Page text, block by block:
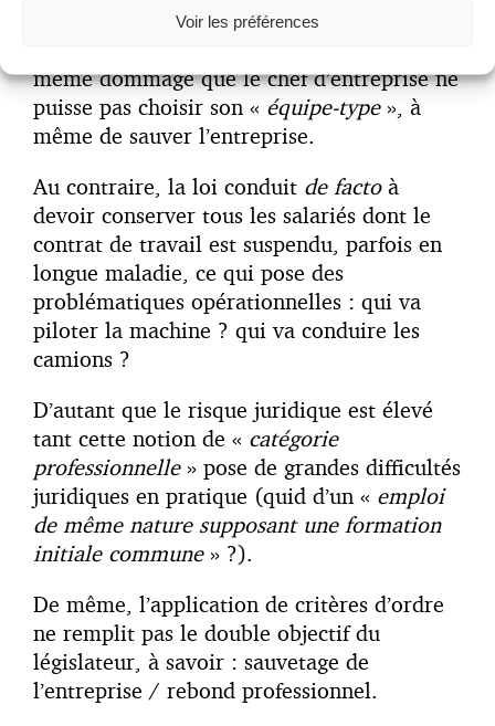
Voir les préférences
même dommage que le chef d’entreprise ne
puisse pas choisir son « équipe-type», à
même de sauver l’entreprise.
Au contraire, la loi conduit de factoà
devoir conserver tous les salariés dont le
contrat de travail est suspendu, parfois en
longue maladie, ce qui pose des
problématiques opérationnelles : qui va
piloter la machine ? qui va conduire les
camions ?
D’autant que le risque juridique est élevé
tant cette notion de « catégorie
professionnelle» pose de grandes difficultés
juridiques en pratique (quid d’un « emploi
de même nature supposant une formation
initiale commune» ?).
De même, l’application de critères d’ordre
ne remplit pas le double objectif du
législateur, à savoir : sauvetage de
l’entreprise / rebond professionnel.